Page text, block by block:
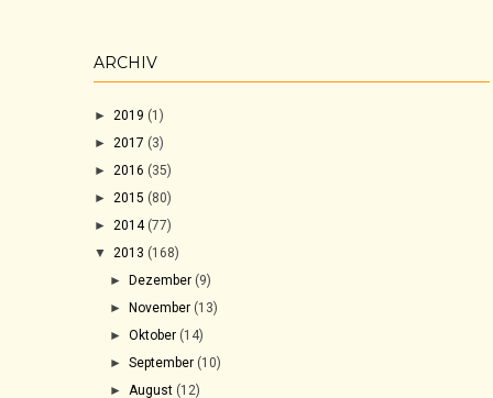
ARCHIV
► 2019 (1)
► 2017 (3)
► 2016 (35)
► 2015 (80)
► 2014 (77)
▼ 2013 (168)
►Dezember (9)
►November (13)
►Oktober (14)
►September (10)
► August (12)